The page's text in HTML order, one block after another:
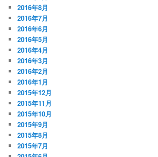
2016年8月
2016年7月
2016年6月
2016年5月
2016年4月
2016年3月
2016年2月
2016年1月
2015年12月
2015年11月
2015年10月
2015年9月
2015年8月
2015年7月